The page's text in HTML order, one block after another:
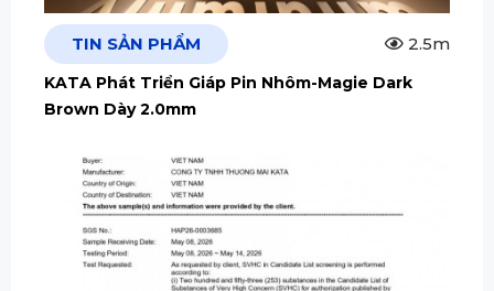
TIN SẢN PHẨM 2.5m
KATA Phát Triển Giáp Pin Nhôm-Magie Dark
Brown Dày 2.0mm